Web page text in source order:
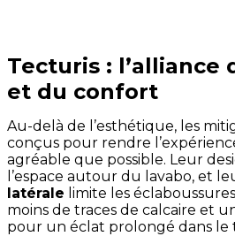
Tecturis : l’alliance
et du confort
Au-delà de l’esthétique, les
conçus pour rendre
agréable que possible. Leur
l’espace autour du lavabo, et
latérale limite les
moins de traces de calcaire et
pour un éclat prolongé dans le